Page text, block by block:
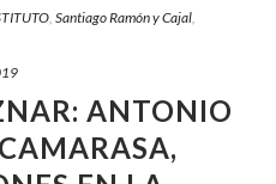
Santiago Ramón y Cajal
ANTONIO